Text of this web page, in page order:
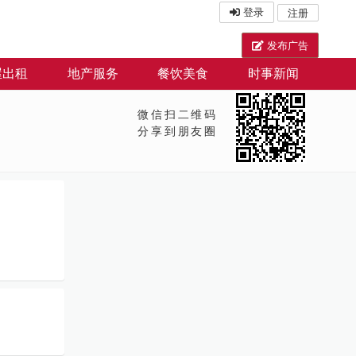
登录 注册
发布广告
租 地产服务 餐饮美食 时事新闻
微信扫二维码
分享到朋友圈